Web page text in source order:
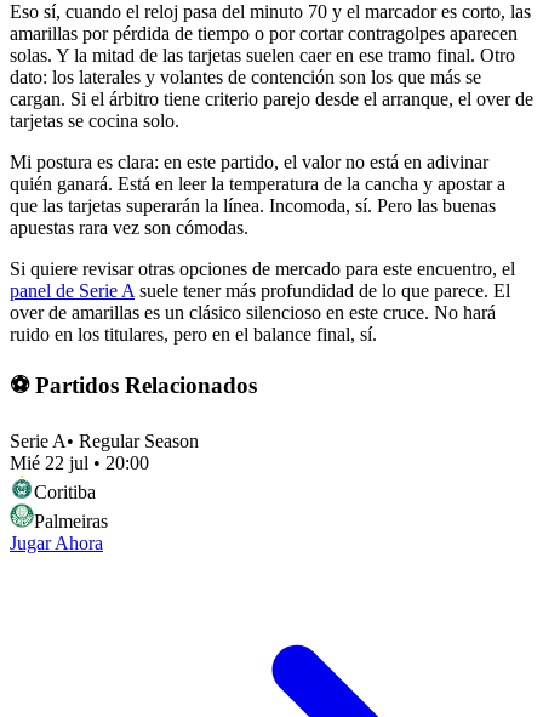
Eso sí, cuando el reloj pasa del minuto 70 y el marcador es corto, las
amarillas por pérdida de tiempo o por cortar contragolpes aparecen
solas. Y la mitad de las tarjetas suelen caer en ese tramo final. Otro
dato: los laterales y volantes de contención son los que más se
cargan. Si el árbitro tiene criterio parejo desde el arranque, el over de
tarjetas se cocina solo.
Mi postura es clara: en este partido, el valor no está en adivinar
quién ganará. Está en leer la temperatura de la cancha y apostar a
que las tarjetas superarán la línea. Incomoda, sí. Pero las buenas
apuestas rara vez son cómodas.
Si quiere revisar otras opciones de mercado para este encuentro, el
panel de Serie A suele tener más profundidad de lo que parece. El
over de amarillas es un clásico silencioso en este cruce. No hará
ruido en los titulares, pero en el balance final, sí.
⚽ Partidos Relacionados
Serie A• Regular Season
Mié 22 jul • 20:00
Coritiba
Palmeiras
Jugar Ahora